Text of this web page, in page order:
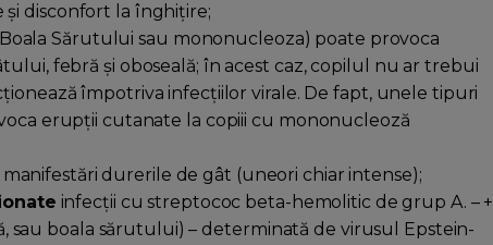
disconfort la înghițire;
Sărutului sau mononucleoza) poate provoca
febră și oboseală; în acest caz, copilul nu ar trebui
împotriva infecțiilor virale. De fapt, unele tipuri
erupții cutanate la copiii cu mononucleoză
durerile de gât (uneori chiar intense);
infecții cu streptococ beta-hemolitic de grup A. – +
sau boala sărutului) – determinată de virusul Epstein-